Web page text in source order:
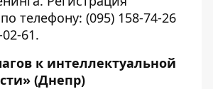
телефону: (095) 158-74-26
61.
к интеллектуальной
(Днепр)